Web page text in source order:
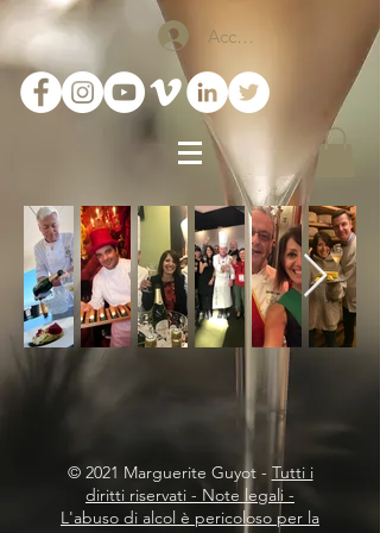
Accedi
© 2021 Marguerite Guyot - Tutti i
diritti riservati - Note legali -
L'abuso di alcol è pericoloso per la